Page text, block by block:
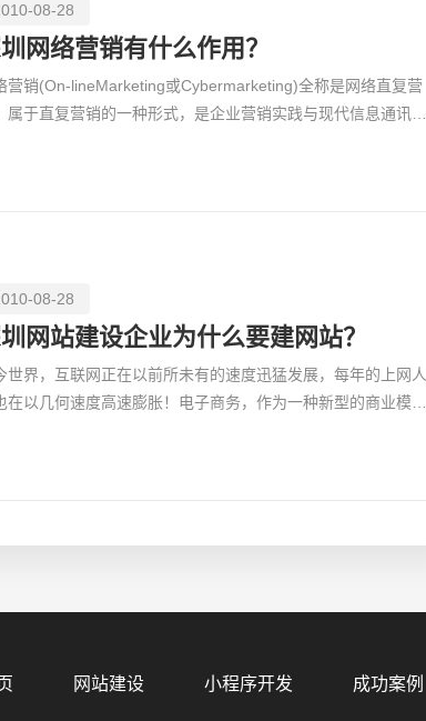
08-28
网络营销有什么作用？
营销(On-lineMarketing或Cybermarketing)全称是网络直复营
属于直复营销的一种形式，是企业营销实践与现代信息通讯技
08-28
网站建设企业为什么要建网站？
世界，互联网正在以前所未有的速度迅猛发展，每年的上网人
在以几何速度高速膨胀！电子商务，作为一种新型的商业模
网站建设 小程序开发 成功案例